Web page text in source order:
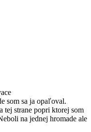
som sa ja opaľoval.
tej strane popri ktorej som
na jednej hromade ale